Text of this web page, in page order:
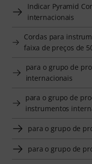
Indicar Pyramid
internacionais
Cordas para
faixa de preços de
para o grupo de
internacionais
para o grupo de
instrumentos
para o grupo de
para o grupo de